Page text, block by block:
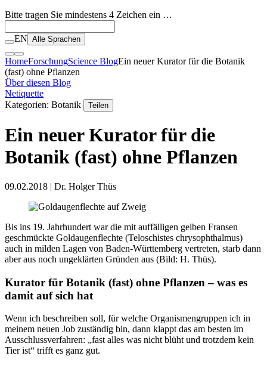
Bitte tragen Sie mindestens 4 Zeichen ein …
EN Alle Sprachen
HomeForschungScience BlogEin neuer Kurator für die Botanik
(fast) ohne Pflanzen
Über diesen Blog
Netiquette
Kategorien: Botanik
Teilen
Ein neuer Kurator für die
Botanik (fast) ohne Pflanzen
09.02.2018 | Dr. Holger Thüs
Bis ins 19. Jahrhundert war die mit auffälligen gelben Fransen
geschmückte Goldaugenflechte (Teloschistes chrysophthalmus)
auch in milden Lagen von Baden-Württemberg vertreten, starb dann
aber aus noch ungeklärten Gründen aus (Bild: H. Thüs).
Kurator für Botanik (fast) ohne Pflanzen – was es
damit auf sich hat
Wenn ich beschreiben soll, für welche Organismengruppen ich in
meinem neuen Job zuständig bin, dann klappt das am besten im
Ausschlussverfahren: „fast alles was nicht blüht und trotzdem kein
Tier ist“ trifft es ganz gut.